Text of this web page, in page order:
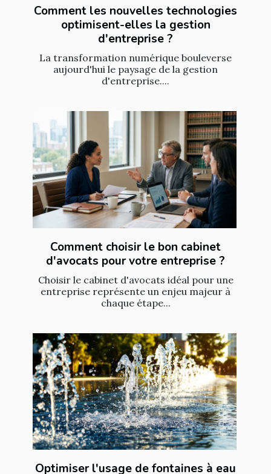
Comment les nouvelles technologies
optimisent-elles la gestion
d'entreprise ?
La transformation numérique bouleverse
aujourd'hui le paysage de la gestion
d'entreprise....
Comment choisir le bon cabinet
d'avocats pour votre entreprise ?
Choisir le cabinet d'avocats idéal pour une
entreprise représente un enjeu majeur à
chaque étape...
Optimiser l'usage de fontaines à eau